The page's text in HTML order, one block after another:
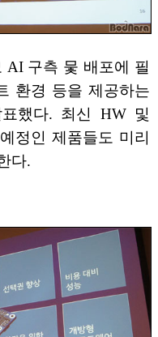
AI 구측 뭋 배포에 필
환경 등을 제공하는
했다. 최신 HW 및
정인 제품들도 미리
다.